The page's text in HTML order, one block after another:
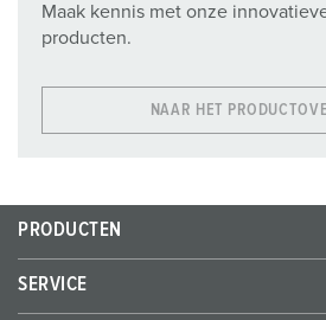
Maak kennis met onze
producten.
NAAR HET
PRODUCTEN
SERVICE